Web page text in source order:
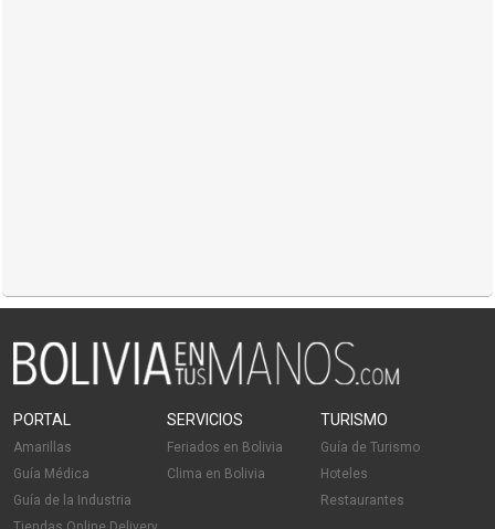
PORTAL
Amarillas
Guía Médica
Guía de la Industria
SERVICIOS
Feriados en Bolivia
Clima en Bolivia
TURISMO
Guía de Turismo
Hoteles
Restaurantes